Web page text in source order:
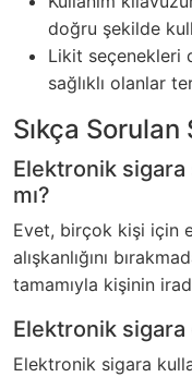
doğru şekilde
Likit seçenekleri
sağlıklı olanlar
Sıkça Sorulan
Elektronik sigara
mı?
Evet, birçok kişi için
alışkanlığını
tamamıyla kişinin
Elektronik
Elektronik sigara